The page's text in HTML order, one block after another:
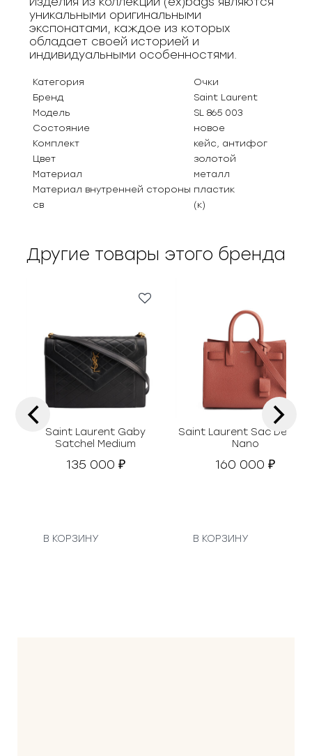
уникальными оригинальными
экспонатами, каждое из которых
обладает своей историей и
индивидуальными особенностями.
Категория
Очки
Бренд
Saint Laurent
Модель
SL 865 003
Состояние
новое
Комплект
кейс, антифог
Цвет
золотой
Материал
металл
Материал внутренней стороны пластик
св
(к)
Другие товары этого бренда
Saint Laurent Gaby
Satchel Medium
135 000 ₽
В КОРЗИНУ
Saint Laurent Sac De Jour
Nano
160 000₽
В КОРЗИНУ
‹ ›